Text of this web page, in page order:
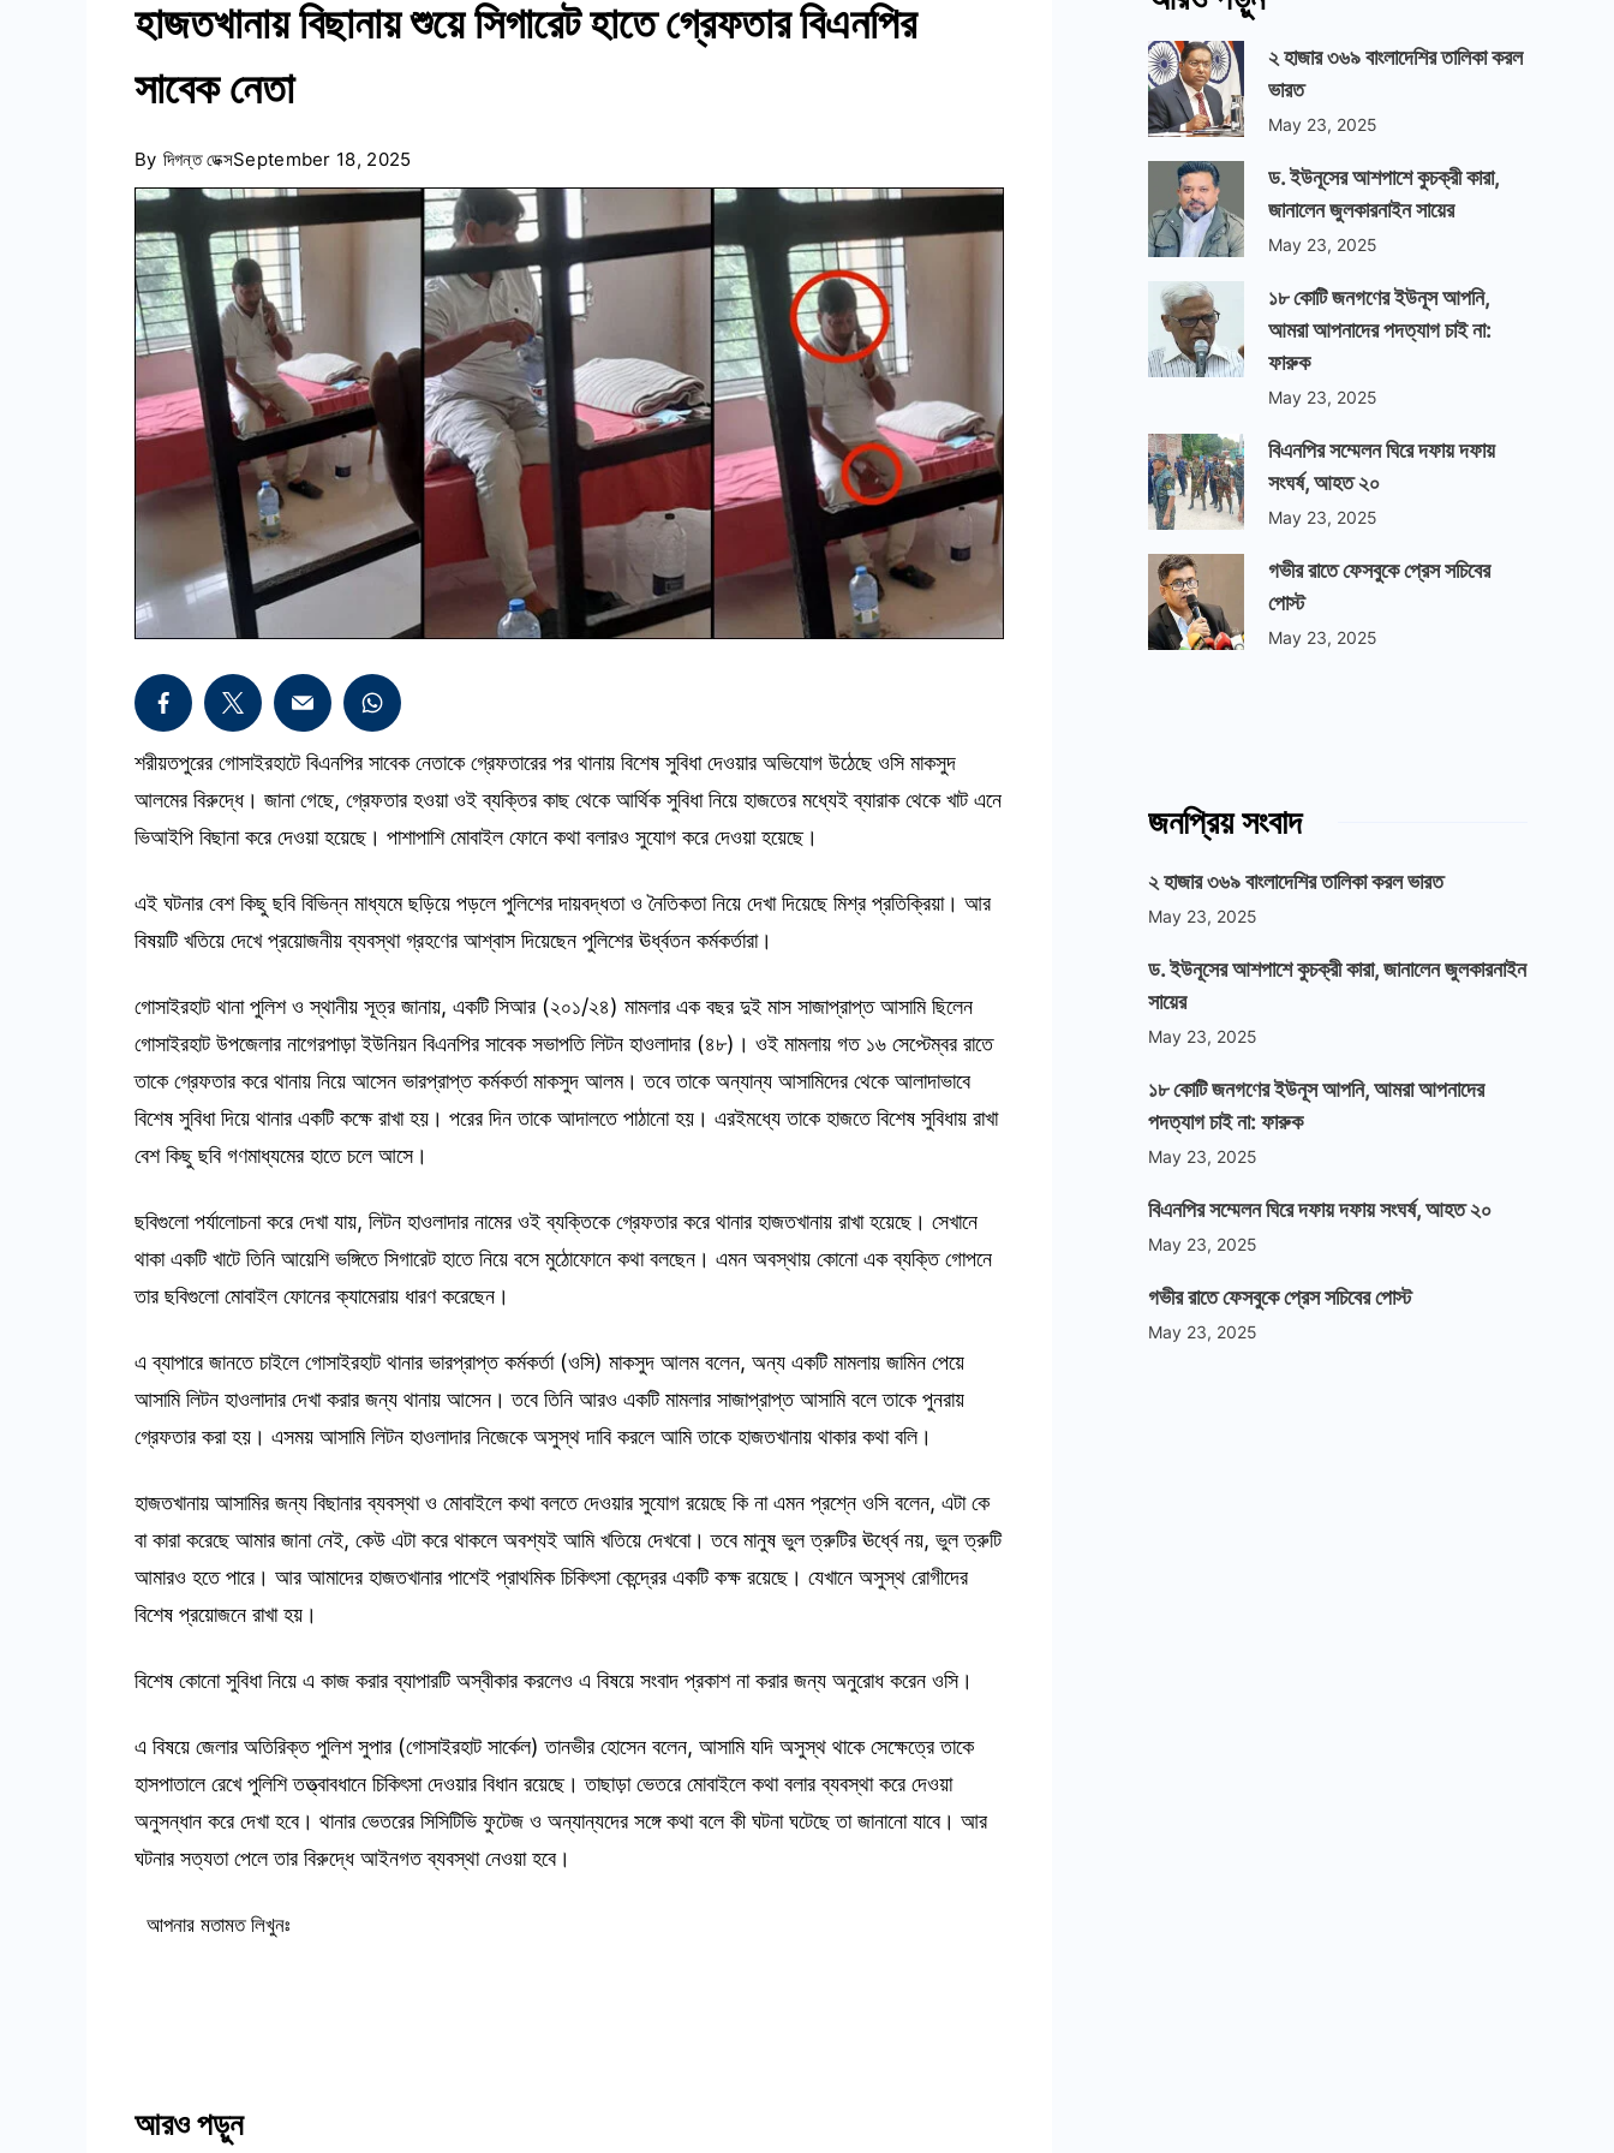
হাজতখানায় বিছানায় শুয়ে সিগারেট হাতে গ্রেফতার বিএনপির
সাবেক নেতা
By দিগন্ত ডেক্সSeptember 18, 2025
শরীয়তপুরের গোসাইরহাটে বিএনপির সাবেক নেতাকে গ্রেফতারের পর থানায় বিশেষ সুবিধা দেওয়ার অভিযোগ উঠেছে ওসি মাকসুদ
আলমের বিরুদ্ধে। জানা গেছে, গ্রেফতার হওয়া ওই ব্যক্তির কাছ থেকে আর্থিক সুবিধা নিয়ে হাজতের মধ্যেই ব্যারাক থেকে খাট এনে
ভিআইপি বিছানা করে দেওয়া হয়েছে। পাশাপাশি মোবাইল ফোনে কথা বলারও সুযোগ করে দেওয়া হয়েছে।
এই ঘটনার বেশ কিছু ছবি বিভিন্ন মাধ্যমে ছড়িয়ে পড়লে পুলিশের দায়বদ্ধতা ও নৈতিকতা নিয়ে দেখা দিয়েছে মিশ্র প্রতিক্রিয়া। আর
বিষয়টি খতিয়ে দেখে প্রয়োজনীয় ব্যবস্থা গ্রহণের আশ্বাস দিয়েছেন পুলিশের ঊর্ধ্বতন কর্মকর্তারা।
গোসাইরহাট থানা পুলিশ ও স্থানীয় সূত্র জানায়, একটি সিআর (২০১/২৪) মামলার এক বছর দুই মাস সাজাপ্রাপ্ত আসামি ছিলেন
গোসাইরহাট উপজেলার নাগেরপাড়া ইউনিয়ন বিএনপির সাবেক সভাপতি লিটন হাওলাদার (৪৮)। ওই মামলায় গত ১৬ সেপ্টেম্বর রাতে
তাকে গ্রেফতার করে থানায় নিয়ে আসেন ভারপ্রাপ্ত কর্মকর্তা মাকসুদ আলম। তবে তাকে অন্যান্য আসামিদের থেকে আলাদাভাবে
বিশেষ সুবিধা দিয়ে থানার একটি কক্ষে রাখা হয়। পরের দিন তাকে আদালতে পাঠানো হয়। এরইমধ্যে তাকে হাজতে বিশেষ সুবিধায় রাখা
বেশ কিছু ছবি গণমাধ্যমের হাতে চলে আসে।
ছবিগুলো পর্যালোচনা করে দেখা যায়, লিটন হাওলাদার নামের ওই ব্যক্তিকে গ্রেফতার করে থানার হাজতখানায় রাখা হয়েছে। সেখানে
থাকা একটি খাটে তিনি আয়েশি ভঙ্গিতে সিগারেট হাতে নিয়ে বসে মুঠোফোনে কথা বলছেন। এমন অবস্থায় কোনো এক ব্যক্তি গোপনে
তার ছবিগুলো মোবাইল ফোনের ক্যামেরায় ধারণ করেছেন।
এ ব্যাপারে জানতে চাইলে গোসাইরহাট থানার ভারপ্রাপ্ত কর্মকর্তা (ওসি) মাকসুদ আলম বলেন, অন্য একটি মামলায় জামিন পেয়ে
আসামি লিটন হাওলাদার দেখা করার জন্য থানায় আসেন। তবে তিনি আরও একটি মামলার সাজাপ্রাপ্ত আসামি বলে তাকে পুনরায়
গ্রেফতার করা হয়। এসময় আসামি লিটন হাওলাদার নিজেকে অসুস্থ দাবি করলে আমি তাকে হাজতখানায় থাকার কথা বলি।
হাজতখানায় আসামির জন্য বিছানার ব্যবস্থা ও মোবাইলে কথা বলতে দেওয়ার সুযোগ রয়েছে কি না এমন প্রশ্নে ওসি বলেন, এটা কে
বা কারা করেছে আমার জানা নেই, কেউ এটা করে থাকলে অবশ্যই আমি খতিয়ে দেখবো। তবে মানুষ ভুল ত্রুটির ঊর্ধ্বে নয়, ভুল ত্রুটি
আমারও হতে পারে। আর আমাদের হাজতখানার পাশেই প্রাথমিক চিকিৎসা কেন্দ্রের একটি কক্ষ রয়েছে। যেখানে অসুস্থ রোগীদের
বিশেষ প্রয়োজনে রাখা হয়।
বিশেষ কোনো সুবিধা নিয়ে এ কাজ করার ব্যাপারটি অস্বীকার করলেও এ বিষয়ে সংবাদ প্রকাশ না করার জন্য অনুরোধ করেন ওসি।
এ বিষয়ে জেলার অতিরিক্ত পুলিশ সুপার (গোসাইরহাট সার্কেল) তানভীর হোসেন বলেন, আসামি যদি অসুস্থ থাকে সেক্ষেত্রে তাকে
হাসপাতালে রেখে পুলিশি তত্ত্বাবধানে চিকিৎসা দেওয়ার বিধান রয়েছে। তাছাড়া ভেতরে মোবাইলে কথা বলার ব্যবস্থা করে দেওয়া
অনুসন্ধান করে দেখা হবে। থানার ভেতরের সিসিটিভি ফুটেজ ও অন্যান্যদের সঙ্গে কথা বলে কী ঘটনা ঘটেছে তা জানানো যাবে। আর
ঘটনার সত্যতা পেলে তার বিরুদ্ধে আইনগত ব্যবস্থা নেওয়া হবে।
আপনার মতামত লিখুনঃ
আরও পড়ুন
২ হাজার ৩৬৯ বাংলাদেশির তালিকা করল
ভারত
May 23, 2025
ড. ইউনূসের আশপাশে কুচক্রী কারা,
জানালেন জুলকারনাইন সায়ের
May 23, 2025
১৮ কোটি জনগণের ইউনূস আপনি,
আমরা আপনাদের পদত্যাগ চাই না:
ফারুক
May 23, 2025
বিএনপির সম্মেলন ঘিরে দফায় দফায়
সংঘর্ষ, আহত ২০
May 23, 2025
গভীর রাতে ফেসবুকে প্রেস সচিবের
পোস্ট
May 23, 2025
জনপ্রিয় সংবাদ
২ হাজার ৩৬৯ বাংলাদেশির তালিকা করল ভারত
May 23, 2025
ড. ইউনূসের আশপাশে কুচক্রী কারা, জানালেন জুলকারনাইন
সায়ের
May 23, 2025
১৮ কোটি জনগণের ইউনূস আপনি, আমরা আপনাদের
পদত্যাগ চাই না: ফারুক
May 23, 2025
বিএনপির সম্মেলন ঘিরে দফায় দফায় সংঘর্ষ, আহত ২০
May 23, 2025
গভীর রাতে ফেসবুকে প্রেস সচিবের পোস্ট
May 23, 2025